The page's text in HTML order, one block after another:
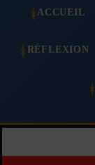
ACCUEIL
RÉFLEXION